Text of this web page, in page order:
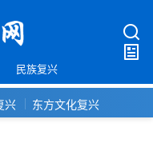
民族复兴
兴 东方文化复兴